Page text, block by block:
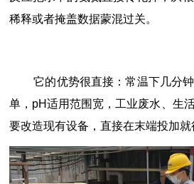
稀释或者掩盖数据蒙混过关。
它的优势很直接：常温下几分
单，pH适用范围宽，工业废水、生
要改造现有设备，直接在末端投加就